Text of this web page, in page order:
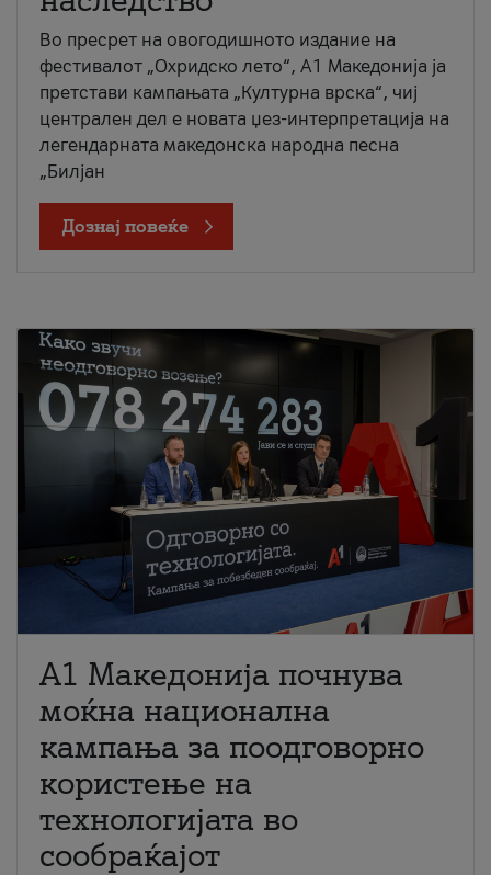
Во пресрет на овогодишното издание на
фестивалот „Охридско лето“, А1 Македонија ја
претстави кампањата „Културна врска“, чиј
централен дел е новата џез-интерпретација на
легендарната македонска народна песна
„Билјан
Дознај повеќе
A1 Македонија почнува
моќна национална
кампања за поодговорно
користење на
технологијата во
сообраќајот